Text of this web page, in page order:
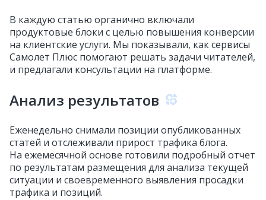
В каждую статью органично включали
продуктовые блоки с целью повышения конверсии
на клиентские услуги. Мы показывали, как сервисы
Самолет Плюс помогают решать задачи читателей,
и предлагали консультации на платформе.
Анализ результатов
Еженедельно снимали позиции опубликованных
статей и отслеживали прирост трафика блога.
На ежемесячной основе готовили подробный отчет
по результатам размещения для анализа текущей
ситуации и своевременного выявления просадки
трафика и позиций.